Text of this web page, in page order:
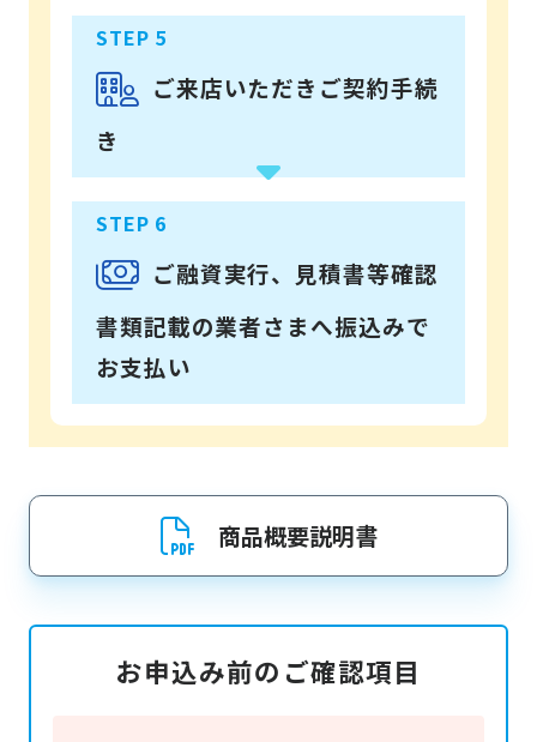
ご来店いただきご契約手続
き
ご融資実行、見積書等確認
書類記載の業者さまへ振込みで
お支払い
商品概要説明書
お申込み前のご確認項目